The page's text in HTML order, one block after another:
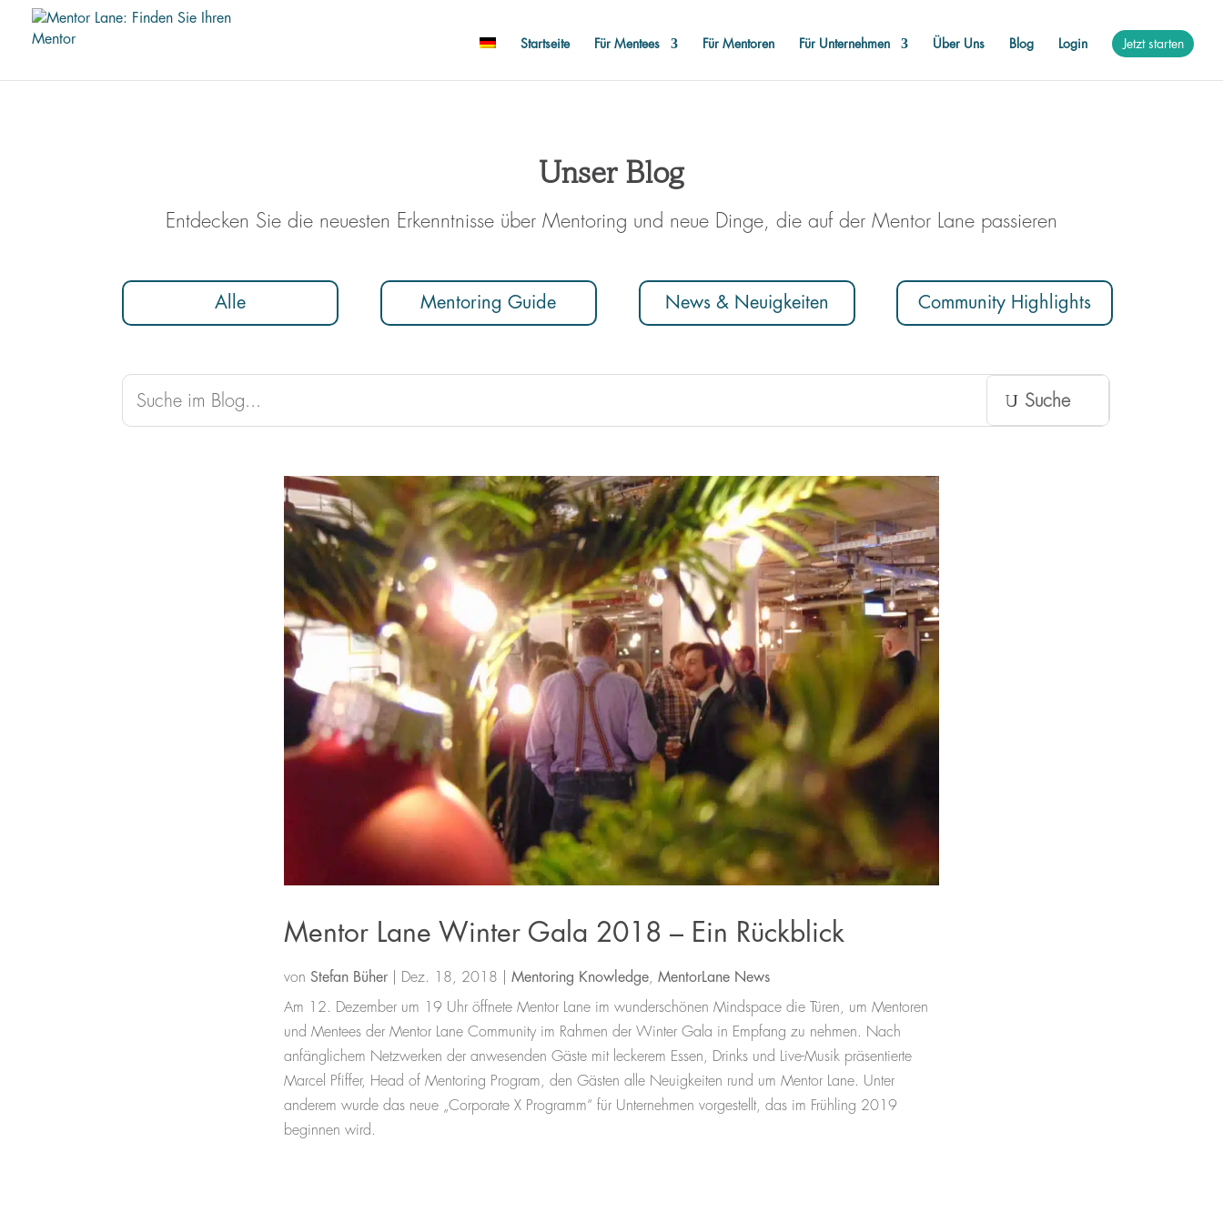
Startseite Für Mentees Für Mentoren Für Unternehmen Über Uns Blog Login Jetzt starten
Unser Blog
Entdecken Sie die neuesten Erkenntnisse über Mentoring und neue Dinge, die auf der Mentor Lane passieren
Alle Mentoring Guide News & Neuigkeiten Community Highlights
Mentor Lane Winter Gala 2018 – Ein Rückblick
von Stefan Büher Dez. 18, 2018 Mentoring Knowledge MentorLane News
Am 12. Dezember um 19 Uhr öffnete Mentor Lane im wunderschönen Mindspace die Türen, um Mentoren
und Mentees der Mentor Lane Community im Rahmen der Winter Gala in Empfang zu nehmen. Nach
anfänglichem Netzwerken der anwesenden Gäste mit leckerem Essen, Drinks und Live-Musik präsentierte
Marcel Pfiffer, Head of Mentoring Program, den Gästen alle Neuigkeiten rund um Mentor Lane. Unter
anderem wurde das neue „Corporate X Programm“ für Unternehmen vorgestellt, das im Frühling 2019
beginnen wird.